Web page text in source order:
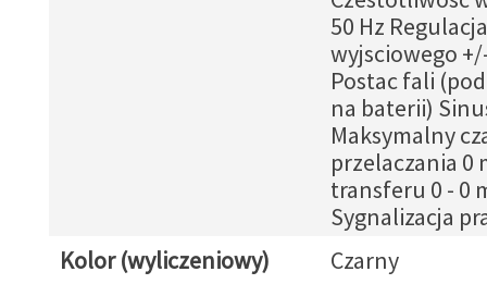
50 Hz
wyjsciowego
Postac fali
na baterii)
Maksymalny
przelaczania 0
transferu 0 - 0
Sygnalizacja
Kolor (wyliczeniowy)
Czarny